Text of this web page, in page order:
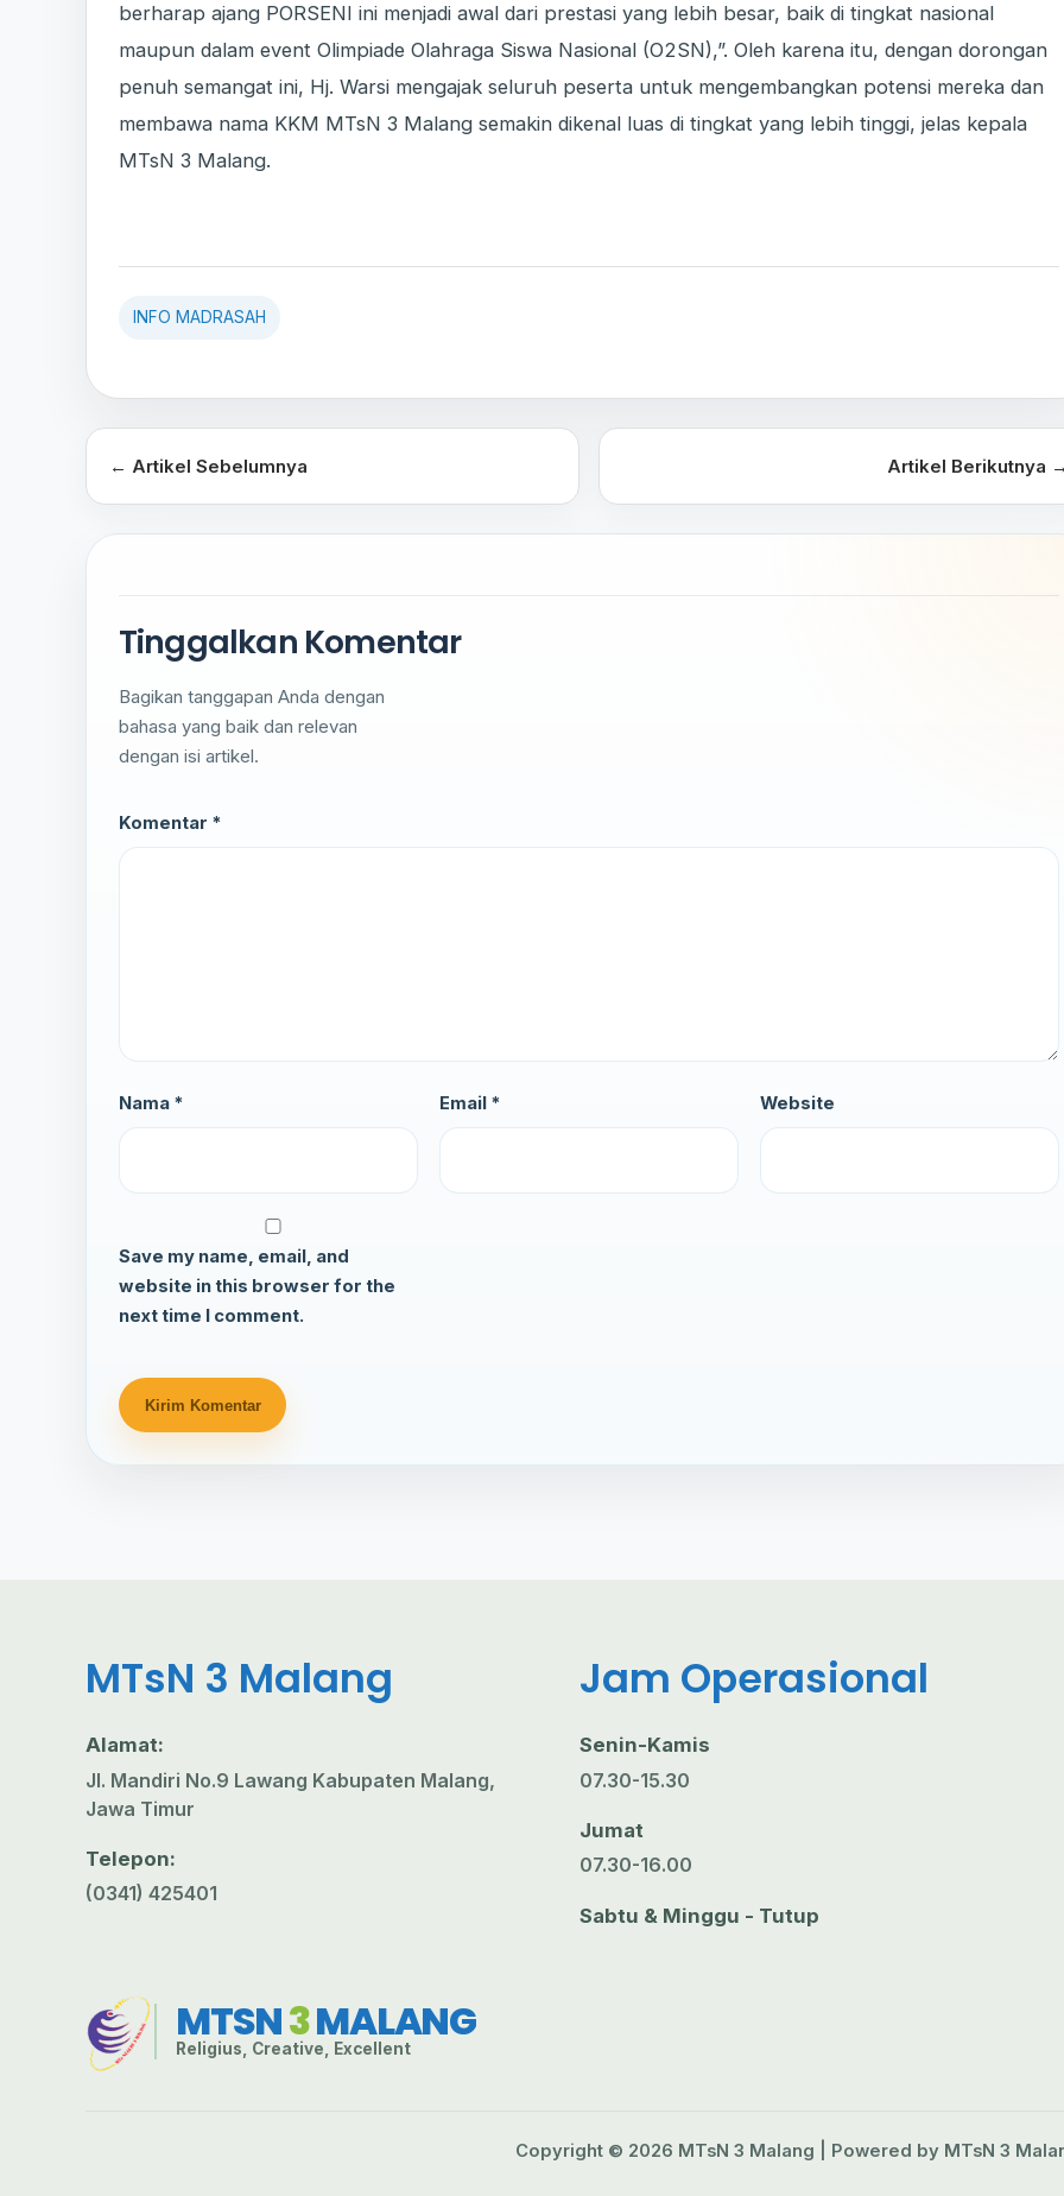
berharap ajang PORSENI ini menjadi awal dari prestasi yang lebih besar, baik di tingkat nasional
maupun dalam event Olimpiade Olahraga Siswa Nasional (O2SN),”. Oleh karena itu, dengan dorongan
penuh semangat ini, Hj. Warsi mengajak seluruh peserta untuk mengembangkan potensi mereka dan
membawa nama KKM MTsN 3 Malang semakin dikenal luas di tingkat yang lebih tinggi, jelas kepala
MTsN 3 Malang.
INFO MADRASAH
← Artikel Sebelumnya Artikel Berikutnya
Tinggalkan Komentar
Bagikan tanggapan Anda dengan
bahasa yang baik dan relevan
dengan isi artikel.
Komentar *
Nama * Email * Website
Save my name, email, and
website in this browser for the
next time I comment.
MTsN 3 Malang
Alamat:
Jl. Mandiri No.9 Lawang Kabupaten Malang,
Jawa Timur
Telepon:
(0341) 425401
Jam Operasional
Senin-Kamis
07.30-15.30
Jumat
07.30-16.00
Sabtu & Minggu - Tutup
MTSN3MALANG
Religius, Creative, Excellent
Copyright © 2026 MTsN 3 Malang | Powered by MTsN 3